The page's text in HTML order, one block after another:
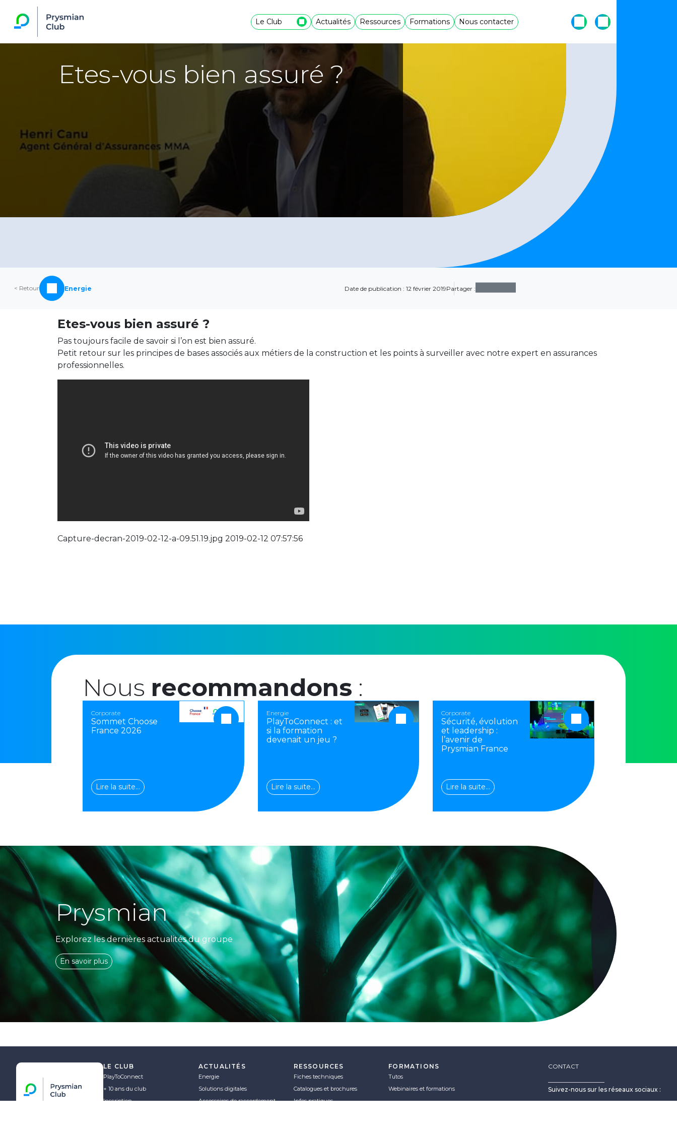
Le Club Actualités Ressources Formations Nous contacter
Etes-vous bien assuré ?
< Retour Energie
Etes-vous bien assuré ?
Pas toujours facile de savoir si l’on est bien assuré.
Petit retour sur les principes de bases associés aux métiers de la construction et les points à surveiller avec notre expert en assurances
professionnelles.
Capture-decran-2019-02-12-a-09.51.19.jpg 2019-02-12 07:57:56
Date de publication : 12 février 2019Partager :
Nous recommandons :
Corporate
Sommet Choose
France 2026
Lire la suite…
Energie
PlayToConnect : et
si la formation
devenait un jeu ?
Lire la suite…
Corporate
Sécurité, évolution
et leadership :
l’avenir de
Prysmian France
Lire la suite…
Prysmian
Explorez les dernières actualités du groupe
En savoir plus
LE CLUB
PlayToConnect
+ 10 ans du club
Inscription
ACTUALITÉS
Energie
Solutions digitales
Accessoires de raccordement
RESSOURCES
Fiches techniques
Catalogues et brochures
Infos pratiques
FORMATIONS
Tutos
Webinaires et formations
CONTACT
Suivez-nous sur les réseaux sociaux :